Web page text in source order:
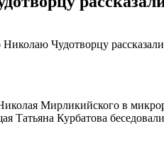
Мирликийского в
Курбатова